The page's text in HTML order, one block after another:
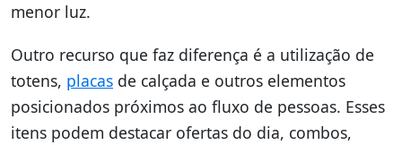
menor luz.
Outro recurso que faz diferença é a utilização de
totens, placas de calçada e outros elementos
posicionados próximos ao fluxo de pessoas. Esses
itens podem destacar ofertas do dia, combos,